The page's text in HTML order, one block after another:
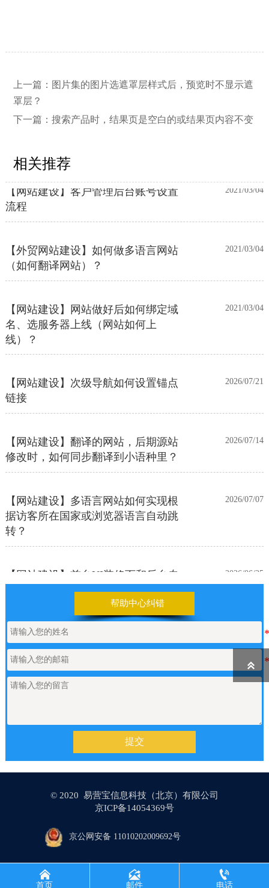
上一篇： 图片集的图片选遮罩层样式后，预览时不显示遮
罩层？
下一篇： 搜索产品时，结果页是空白的或结果页内容不变
相关推荐
邮件推送和微信推送？
【外贸网站建设】使用独立域名和子
2023/12/07
【网站建设】客户管理后台账号设置
流程
【外贸网站建设】如何做多语言网站
（如何翻译网站）？
2021/03/04
【网站建设】网站做好后如何绑定域
名、选服务器上线（网站如何上
线）？
2021/03/04
【网站建设】次级导航如何设置锚点
链接
2026/07/21
【网站建设】翻译的网站，后期源站
修改时，如何同步翻译到小语种里？
2026/07/14
【网站建设】多语言网站如何实现根
据访客所在国家或浏览器语言自动跳
转？
2026/07/07
【网站建设】前台UI装修页和后台专
业版编辑器里如何添加表格
2026/06/25
【网站建设】表单管理
如何申请通义千问API的Key 2026/05/22
词标签链接，如何设置链接文字的样
【网站建设】AI 代码助手
【网站建设】分类banner
【网站建设】留言板上如何设置日期
2026/04/08
帮助中心纠错
提交
© 2020 易营宝信息科技（北京）有限公司
京ICP备14054369号
京公网安备 11010202009692号

首页

邮件

电话
